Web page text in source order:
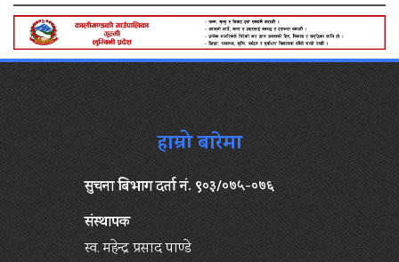
हाम्रो बारेमा
सुचना बिभाग दर्ता नं. ९०३/०७५-०७६
संस्थापक
स्व. महेन्द्र प्रसाद पाण्डे